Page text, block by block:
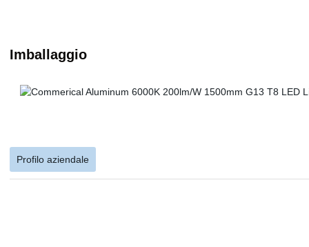
Imballaggio
Profilo aziendale